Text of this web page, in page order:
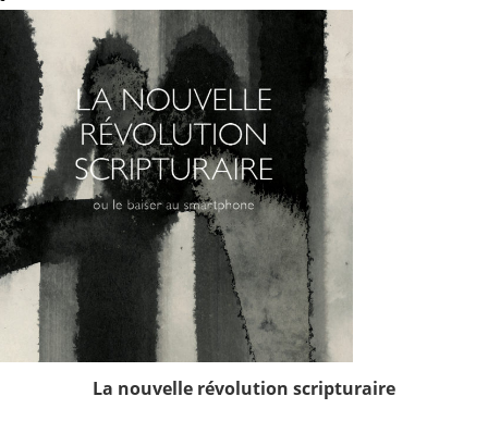
La nouvelle révolution scripturaire